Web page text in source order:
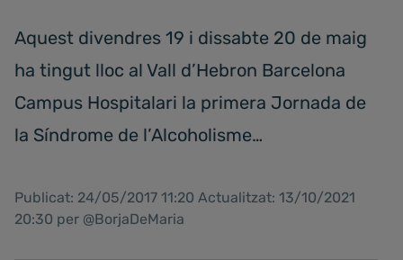
Aquest divendres 19 i dissabte 20 de maig
ha tingut lloc al Vall d’Hebron Barcelona
Campus Hospitalari la primera Jornada de
la Síndrome de l’Alcoholisme…
Publicat: 24/05/2017 11:20 Actualitzat: 13/10/2021
20:30 per @BorjaDeMaria